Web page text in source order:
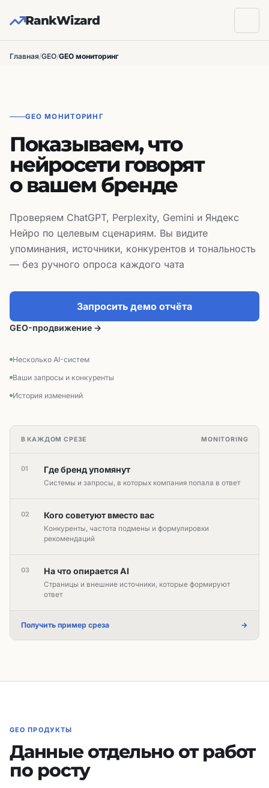
RankWizard
Главная/GEO/GEO мониторинг
GEO МОНИТОРИНГ
Показываем, что
нейросети говорят
о вашем бренде
Проверяем ChatGPT, Perplexity, Gemini и Яндекс
Нейро по целевым сценариям. Вы видите
упоминания, источники, конкурентов и тональность
— без ручного опроса каждого чата
Запросить демо отчёта
GEO-продвижение →
Несколько AI-систем
Ваши запросы и конкуренты
История изменений
В КАЖДОМ СРЕЗЕ MONITORING
01 Где бренд упомянут
Системы и запросы, в которых компания попала в ответ
02 Кого советуют вместо вас
Конкуренты, частота подмены и формулировки
рекомендаций
03 На что опирается AI
Страницы и внешние источники, которые формируют
ответ
Получить пример среза →
GEO ПРОДУКТЫ
Данные отдельно от работ
по росту